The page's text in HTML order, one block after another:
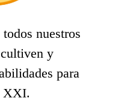
nuestros
y
para
XXI.